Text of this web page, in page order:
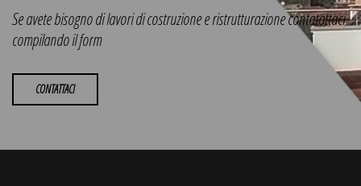
Se avete bisogno di lavori di costruzione e ristrutturazione contatattaci
compilando il form
CONTATTACI